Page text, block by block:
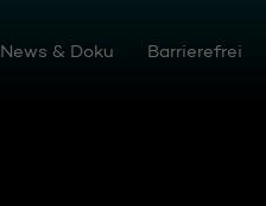
News & Doku Barrierefrei